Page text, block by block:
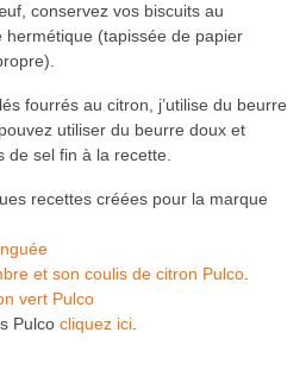
conservez vos biscuits au
(tapissée de papier
fourrés au citron, j’utilise du beurre
utiliser du beurre doux et
de sel fin à la recette.
recettes créées pour la marque
et son coulis de citron Pulco.
vert Pulco
Pulco cliquez ici.